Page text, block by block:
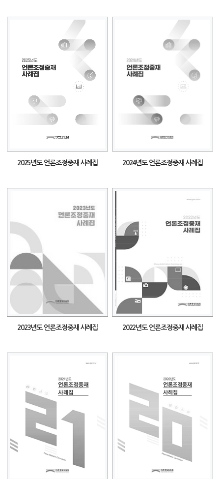
2025년도 언론조정중재 사례집 2024년도 언론조정중재 사례집
2023년도 언론조정중재 사례집 2022년도 언론조정중재 사례집